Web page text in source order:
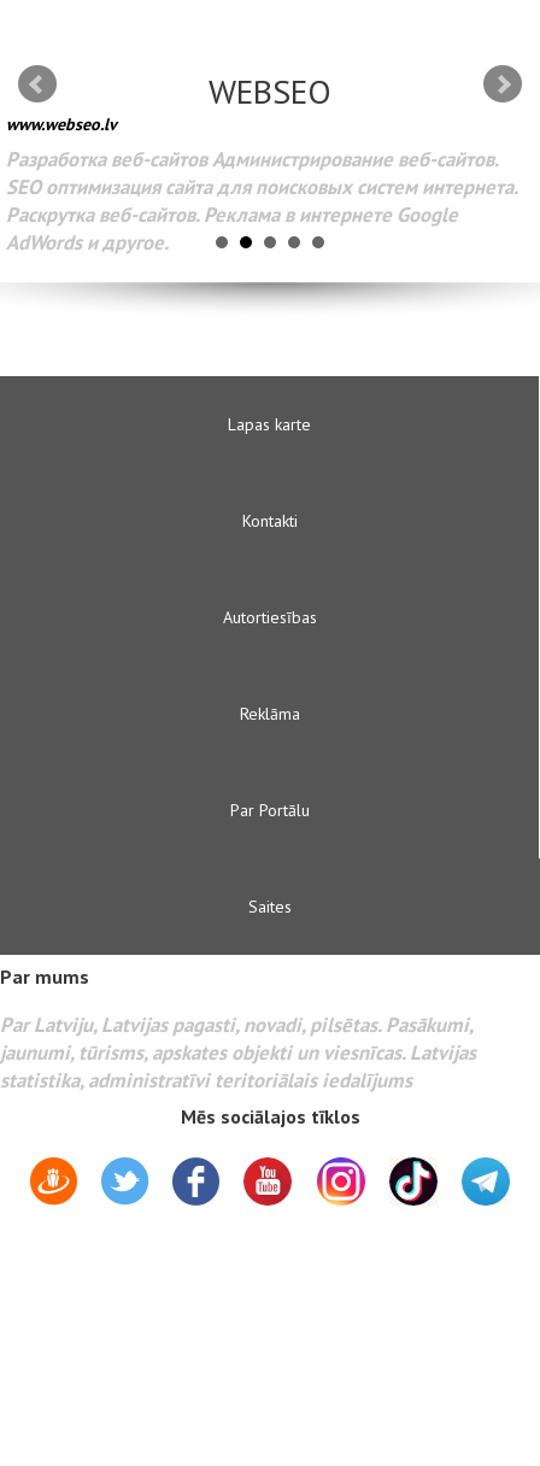
WEBSEO
www.webseo.lv
Разработка веб-сайтов Администрирование веб-сайтов.
SEO оптимизация сайта для поисковых систем интернета.
Раскрутка веб-сайтов. Реклама в интернете Google
AdWords и другое.
Lapas karte
Kontakti
Autortiesības
Reklāma
Par Portālu
Saites
Par mums
Par Latviju, Latvijas pagasti, novadi, pilsētas. Pasākumi,
jaunumi, tūrisms, apskates objekti un viesnīcas. Latvijas
statistika, administratīvi teritoriālais iedalījums
Mēs sociālajos tīklos